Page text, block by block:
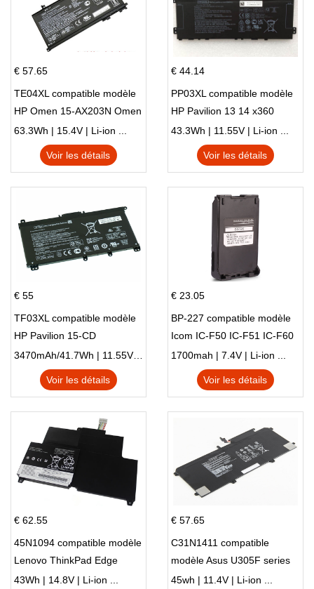
€ 57.65
TE04XL compatible modèle
HP Omen 15-AX203N Omen
15 Series Pavilion 15 Series
63.3Wh | 15.4V | Li-ion ...
Voir les détails
€ 44.14
PP03XL compatible modèle
HP Pavilion 13 14 x360
L83388-AC1 L83388-421
HSTNN-LB8S M01118-421
M01144-005 13-BB 14-DV
43.3Wh | 11.55V | Li-ion ...
Voir les détails
€ 55
TF03XL compatible modèle
HP Pavilion 15-CD
3470mAh/41.7Wh | 11.55V | Li-ion ...
Voir les détails
€ 23.05
BP-227 compatible modèle
Icom IC-F50 IC-F51 IC-F60
IC-F61 IC-M87
1700mah | 7.4V | Li-ion ...
Voir les détails
€ 62.55
45N1094 compatible modèle
Lenovo ThinkPad Edge
S230u Twist
43Wh | 14.8V | Li-ion ...
€ 57.65
C31N1411 compatible
modèle Asus U305F series
45wh | 11.4V | Li-ion ...